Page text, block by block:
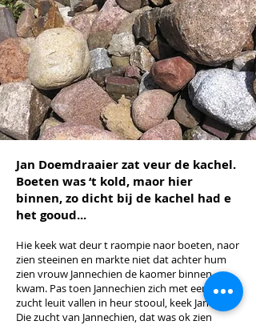
Jan Doemdraaier zat veur de kachel.
Boeten was ‘t kold, maor hier
binnen, zo dicht bij de kachel had e
het gooud...
Hie keek wat deur t raompie naor boeten, naor
zien steeinen en markte niet dat achter hum
zien vrouw Jannechien de kaomer binnen
kwam. Pas toen Jannechien zich met een dikke
zucht leuit vallen in heur stooul, keek Jan op.
Die zucht van Jannechien, dat was ok zien